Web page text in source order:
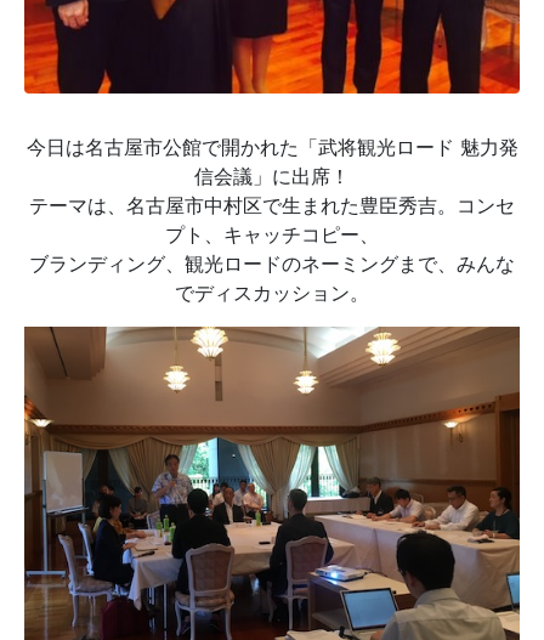
今日は名古屋市公館で開かれた「武将観光ロード 魅力発
信会議」に出席！
テーマは、名古屋市中村区で生まれた豊臣秀吉。コンセ
プト、キャッチコピー、
ブランディング、観光ロードのネーミングまで、みんな
でディスカッション。